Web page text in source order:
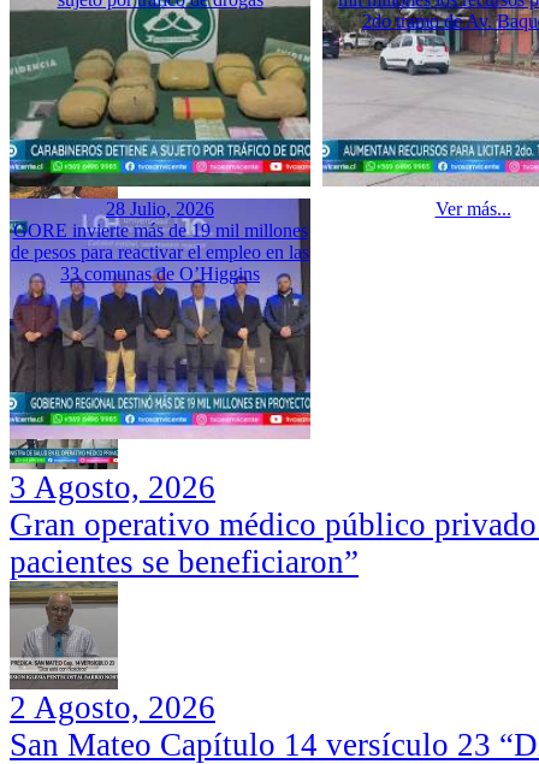
2do tramo de Av.
28 Julio, 2026
GORE invierte más de 19 mil millones
de pesos para reactivar el empleo en las
33 comunas de O’Higgins
Ver más...
3 Agosto, 2026
Gran operativo médico público
pacientes se beneficiaron”
2 Agosto, 2026
San Mateo Capítulo 14 versículo 23